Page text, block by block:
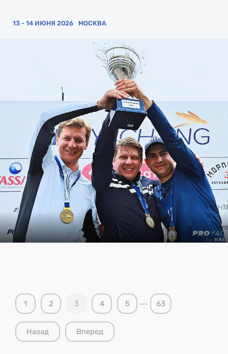
13 - 14 ИЮНЯ 2026 МОСКВА
1 2 3 4 5 ... 63
Назад Вперед